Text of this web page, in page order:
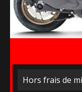
Hors frais de